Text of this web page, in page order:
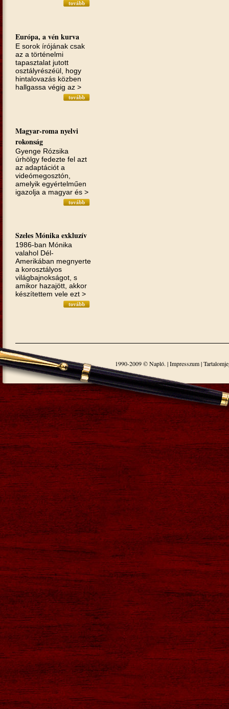
Európa, a vén kurva
E sorok írójának csak
az a törté­nelmi
tapasztalat jutott
osztályrészéül, hogy
hintalovazás közben
hallgassa végig az >
Magyar-roma nyelvi
rokonság
Gyenge Rózsika
úrhölgy fedezte fel azt
az adaptációt a
videómegosztón,
amelyik egyértelműen
igazolja a magyar és >
Szeles Mónika exkluzív
1986-ban Mónika
valahol Dél-
Amerikában megnyerte
a korosztályos
világbajnokságot, s
amikor hazajött, akkor
készítettem vele ezt >
1990-2009 © Napló. |Impresszum|